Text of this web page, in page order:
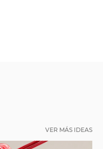
VER MÁS IDEAS